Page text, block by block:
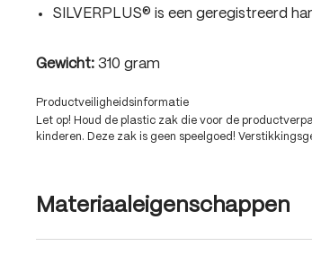
SILVERPLUS® is een geregistreerd
Gewicht: 310 gram
Productveiligheidsinformatie
Let op! Houd de plastic zak die voor de
kinderen. Deze zak is geen speelgoed!
Materiaaleigenschappen